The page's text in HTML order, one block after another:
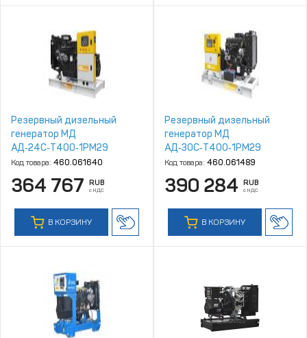
Резервный дизельный
генератор МД
АД‑24С‑Т400‑1РМ29
Код товара: 460.061640
364 767 RUB
с НДС
В КОРЗИНУ
Резервный дизельный
генератор МД
АД‑30С‑Т400‑1РМ29
Код товара: 460.061489
390 284 RUB
с НДС
В КОРЗИНУ